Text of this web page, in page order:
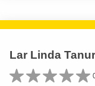
Lar Linda